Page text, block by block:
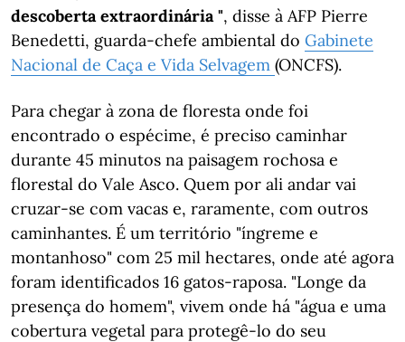
descoberta extraordinária ", disse à AFP Pierre
Benedetti, guarda-chefe ambiental do Gabinete
Nacional de Caça e Vida Selvagem (ONCFS).
Para chegar à zona de floresta onde foi
encontrado o espécime, é preciso caminhar
durante 45 minutos na paisagem rochosa e
florestal do Vale Asco. Quem por ali andar vai
cruzar-se com vacas e, raramente, com outros
caminhantes. É um território "íngreme e
montanhoso" com 25 mil hectares, onde até agora
foram identificados 16 gatos-raposa. "Longe da
presença do homem", vivem onde há "água e uma
cobertura vegetal para protegê-lo do seu